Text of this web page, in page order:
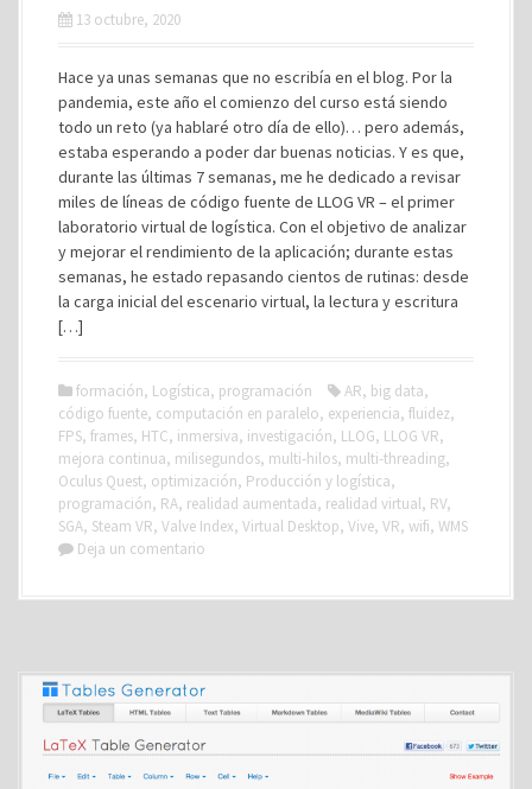
13 octubre, 2020
Hace ya unas semanas que no escribía en el blog. Por la
pandemia, este año el comienzo del curso está siendo
todo un reto (ya hablaré otro día de ello)… pero además,
estaba esperando a poder dar buenas noticias. Y es que,
durante las últimas 7 semanas, me he dedicado a revisar
miles de líneas de código fuente de LLOG VR – el primer
laboratorio virtual de logística. Con el objetivo de analizar
y mejorar el rendimiento de la aplicación; durante estas
semanas, he estado repasando cientos de rutinas: desde
la carga inicial del escenario virtual, la lectura y escritura
[…]
formación, Logística, programación AR, big data,
código fuente, computación en paralelo, experiencia, fluidez,
FPS, frames, HTC, inmersiva, investigación, LLOG, LLOG VR,
mejora continua, milisegundos, multi-hilos, multi-threading,
Oculus Quest, optimización, Producción y logística,
programación, RA, realidad aumentada, realidad virtual, RV,
SGA, Steam VR, Valve Index, Virtual Desktop, Vive, VR, wifi, WMS
Deja un comentario